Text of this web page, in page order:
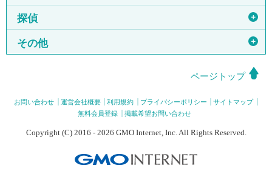
探偵 ＋
その他 ＋
ページトップ
お問い合わせ 運営会社概要 利用規約 プライバシーポリシー
サイトマップ
無料会員登録
掲載希望お問い合わせ
Copyright (C) 2016 - 2026 GMO Internet, Inc. All Rights Reserved.